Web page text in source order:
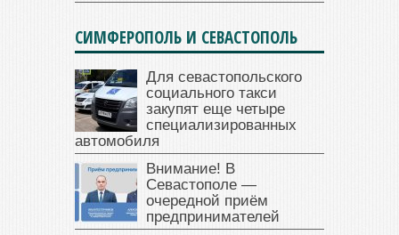
СИМФЕРОПОЛЬ И СЕВАСТОПОЛЬ
Для севастопольского
социального такси
закупят еще четыре
специализированных
автомобиля
Внимание! В
Севастополе —
очередной приём
предпринимателей